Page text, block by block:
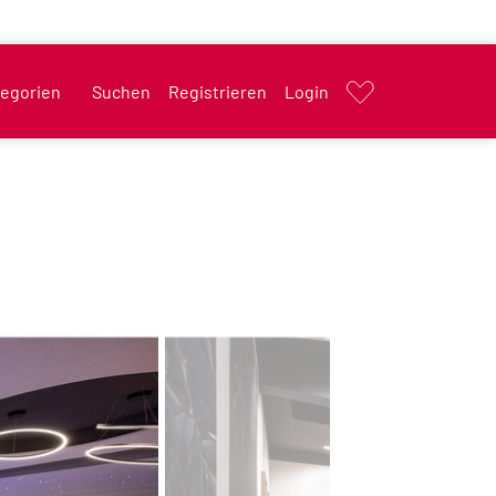
Suchen Registrieren Login